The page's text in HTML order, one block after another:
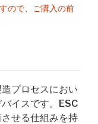
ので、ご購入の前
プロセスにおい
イスです。ESC
せる仕組みを持